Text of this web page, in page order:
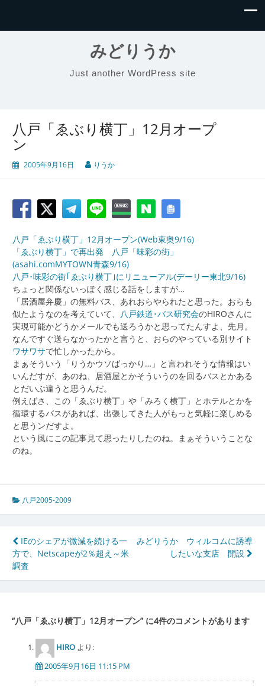
みどりうか
Just another WordPress site
八戸「ゑぶり横丁」12月オープ
ン
2005年9月16日 りうか
八戸「ゑぶり横丁」12月オープン(Web東奥9/16)
「ゑぶり横丁」で再出発 八戸「味彩の街」
(asahi.comMYTOWN青森9/16)
八戸･味彩の街｢ゑぶり横丁｣にリニューアル(デーリー東北9/16)
ちょっと関係ないっぽく感じる話をしますが…
「居酒屋弁慶」の無料バス、あれおらやられたと思った。おらも
似たようなのを考えていて、
八戸鉄道･バス研究会のHIROさんに
実現可能かどうかメールでも送ろうかと思ってたんすよ、先月。
なんですぐ送らなかったかと言うと、おらのやっている別サイト
ワサワサで忙しかったから。
まぁそういう「りうかウソばっかり…」と言われそうな情報はい
いんだすが、あのね、居酒屋とかそういうのを回るバスとかある
とだいぶ違うと思うんだ。
例えばさ、この「ゑぶり横丁」や「みろく横丁」とホテルとかを
循環するバスがあれば、出張してきた人がもっと気軽に楽しめる
と思うンだすよ。
という風にこの記事見て思ったりしたのね。まぁそういうことな
のね。
八戸2005-2009
投
稿
ナ
ゲ
ー
IEのシェアが微減を続ける一
方で、Netscapeが2％超え～米
調査
みどりうか ウィルコムに誘導
したいな支店 開設
“八戸「ゑぶり横丁」12月オープン” に4件のコメントがあります
HIRO より:
2005年9月16日 11:15 PM